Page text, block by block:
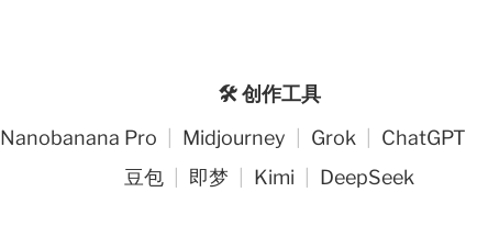
🛠️ 创作工具
Nanobanana Pro
Midjourney Grok ChatGPT
豆包
即梦 Kimi DeepSeek